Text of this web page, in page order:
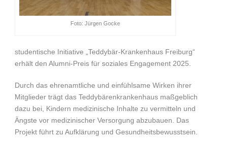
Foto: Jürgen Gocke
studentische Initiative „Teddybär-Krankenhaus Freiburg“
erhält den Alumni-Preis für soziales Engagement 2025.
Durch das ehrenamtliche und einfühlsame Wirken ihrer
Mitglieder trägt das Teddybärenkrankenhaus maßgeblich
dazu bei, Kindern medizinische Inhalte zu vermitteln und
Ängste vor medizinischer Versorgung abzubauen. Das
Projekt führt zu Aufklärung und Gesundheitsbewusstsein.